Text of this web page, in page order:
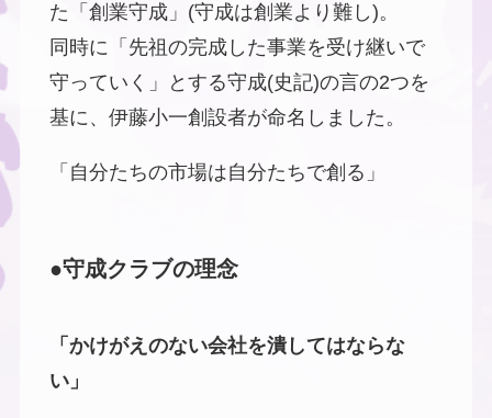
た「創業守成」(守成は創業より難し)。
同時に「先祖の完成した事業を受け継いで
守っていく」とする守成(史記)の言の2つを
基に、伊藤小一創設者が命名しました。
「自分たちの市場は自分たちで創る」
●守成クラブの理念
「かけがえのない会社を潰してはならな
い」